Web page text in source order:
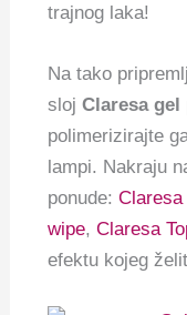
trajnog laka!
Na tako
slojClaresa
polimerizirajte
lampi. Nakraju
ponude:
wipe,Claresa
efektu kojeg